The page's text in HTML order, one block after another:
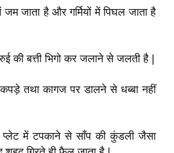
जाता है और गर्मियों में पिघल जाता है
बत्ती भिगो कर जलाने से जलती है |
कागज पर डालने से धब्बा नहीं
में टपकाने से साँप की कुंडली जैसा